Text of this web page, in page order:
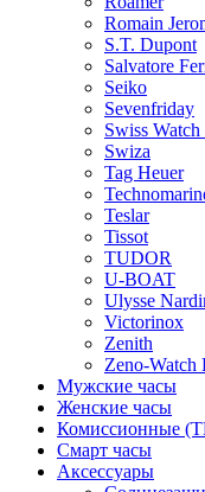
Romain
S.T. Dupont
Salvatore
Seiko
Sevenfriday
Swiss
Swiza
Tag Heuer
Teslar
Tissot
TUDOR
U-BOAT
Ulysse
Victorinox
Zenith
Zeno-Watch
Мужские часы
Женские часы
Комиссионные
Смарт часы
Аксессуары